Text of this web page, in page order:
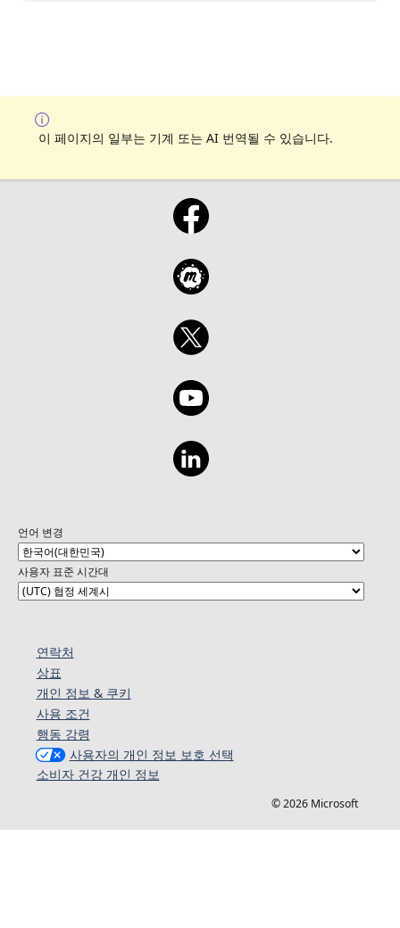
이 페이지의 일부는 기계 또는 AI 번역될 수 있습니다.
언어 변경
사용자 표준 시간대
연락처
상표
개인 정보 & 쿠키
사용 조건
행동 강령
사용자의 개인 정보 보호 선택
소비자 건강 개인 정보
© 2026 Microsoft